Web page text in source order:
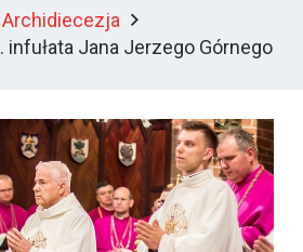
Archidiecezja
infułata Jana Jerzego Górnego